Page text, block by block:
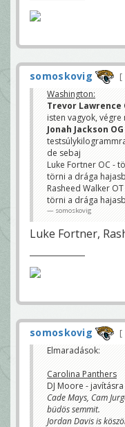
somoskovig
Washington:
Trevor Lawrence
isten vagyok,
Jonah Jackson
de sebaj
Luke Fortner OC -
törni a drága
Rasheed Walker
törni a drága
somoskovig
Luke Fortner,
somoskovig
Elmaradások:
Carolina Panthers
DJ Moore -
Cade Mays, Cam
büdös semmit.
Jordan Davis is